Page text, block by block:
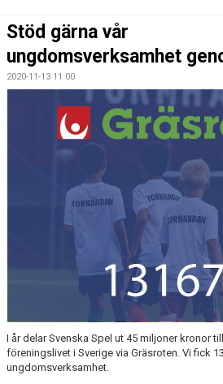
MATCHER
TORN I SAMHÄLLET
ARRANGEMANG
Stöd gärna vår
ungdomsverksamhet
2020-11-13 11:00
I år delar Svenska Spel ut 45 miljoner kronor
föreningslivet i Sverige via Gräsroten. Vi fick
ungdomsverksamhet.